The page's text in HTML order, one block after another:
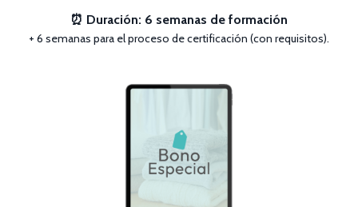
⏰ Duración: 6 semanas de formación
+ 6 semanas para el proceso de certificación (con requisitos).